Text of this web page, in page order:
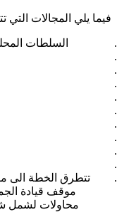
فيما يلي المجالات التي
السلطات
تتطرق الخطة الى
موقف قيادة
محاولات لشمل